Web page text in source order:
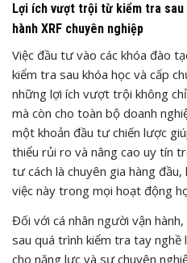
Lợi ích vượt trội từ kiểm tra sau
hành XRF chuyên nghiệp
Việc đầu tư vào các khóa đào
kiểm tra sau khóa học và cấp
những lợi ích vượt trội không
mà còn cho toàn bộ doanh
một khoản đầu tư chiến lược
thiểu rủi ro và nâng cao uy tín
tư cách là chuyên gia hàng
việc này trong mọi hoạt động
Đối với cá nhân người vận
sau quá trình kiểm tra tay
cho năng lực và sự chuyên